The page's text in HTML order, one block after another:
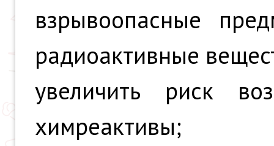
взрывоопасные
радиоактивные
увеличить риск
химреактивы;